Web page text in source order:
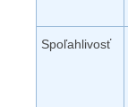
Spoľahlivosť